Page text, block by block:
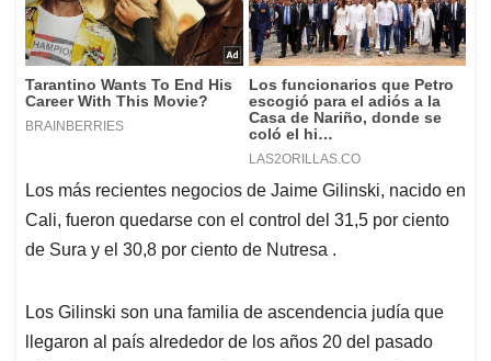
Los más recientes negocios de Jaime Gilinski, nacido en
Cali, fueron quedarse con el control del 31,5 por ciento
de Sura y el 30,8 por ciento de Nutresa .
Los Gilinski son una familia de ascendencia judía que
llegaron al país alrededor de los años 20 del pasado